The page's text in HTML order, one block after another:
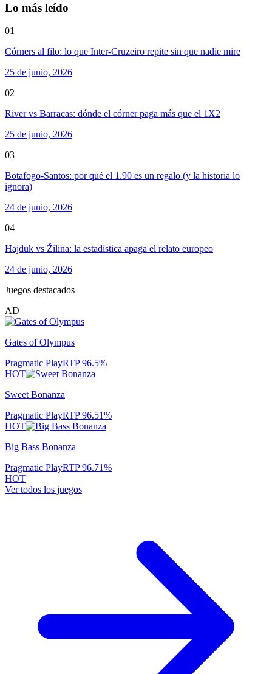
Lo más leído
01
Córners al filo: lo que Inter-Cruzeiro repite sin que nadie mire
25 de junio, 2026
02
River vs Barracas: dónde el córner paga más que el 1X2
25 de junio, 2026
03
Botafogo-Santos: por qué el 1.90 es un regalo (y la historia lo
ignora)
24 de junio, 2026
04
Hajduk vs Žilina: la estadística apaga el relato europeo
24 de junio, 2026
Juegos destacados
AD
Gates of Olympus
Pragmatic PlayRTP96.5%
HOT
Sweet Bonanza
Pragmatic PlayRTP96.51%
HOT
Big Bass Bonanza
Pragmatic PlayRTP96.71%
HOT
Ver todos los juegos